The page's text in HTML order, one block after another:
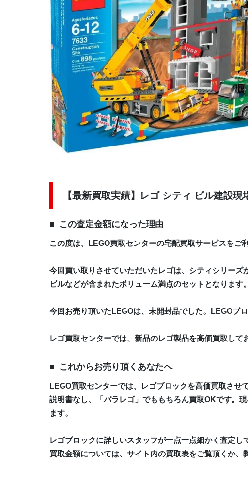
【最新買取実績】レゴ シティ ビル建設現
この査定金額になった理由
この度は、LEGO買取センターの宅配買取サービスをご
今回買い取りさせていただいたレゴは、シティシリーズ
ビルなどが含まれたボリューム満点のセットとなりま
今回お売り頂いたLEGOは、未開封品でした。LEGOブ
レゴ買取センターでは、新品のレゴ製品を高価買取して
これからお売り頂くあなたへ
LEGO買取センターでは、レゴブロックを高価買取させ
説明書なし、「バラレゴ」でももちろん買取OKです。
ます。
レゴブロックに詳しいスタッフが一点一点細かく査定
買取金額については、サイト内の買取表をご覧頂くか、